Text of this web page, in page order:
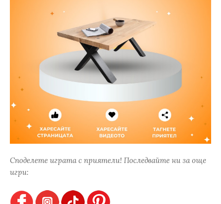
Споделете играта с приятели! Последвайте ни за още
игри: